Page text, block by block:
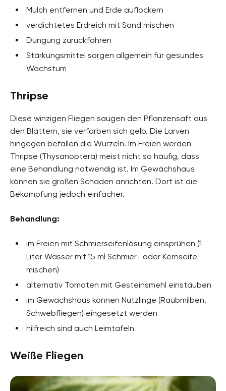
Mulch entfernen und Erde auflockern
verdichtetes Erdreich mit Sand mischen
Düngung zurückfahren
Stärkungsmittel sorgen allgemein für gesundes
Wachstum
Thripse
Diese winzigen Fliegen saugen den Pflanzensaft aus
den Blättern, sie verfärben sich gelb. Die Larven
hingegen befallen die Wurzeln. Im Freien werden
Thripse (Thysanoptera) meist nicht so häufig, dass
eine Behandlung notwendig ist. Im Gewächshaus
können sie großen Schaden anrichten. Dort ist die
Bekämpfung jedoch einfacher.
Behandlung:
im Freien mit Schmierseifenlösung einsprühen (1
Liter Wasser mit 15 ml Schmier- oder Kernseife
mischen)
alternativ Tomaten mit Gesteinsmehl einstäuben
im Gewächshaus können Nützlinge (Raubmilben,
Schwebfliegen) eingesetzt werden
hilfreich sind auch Leimtafeln
Weiße Fliegen